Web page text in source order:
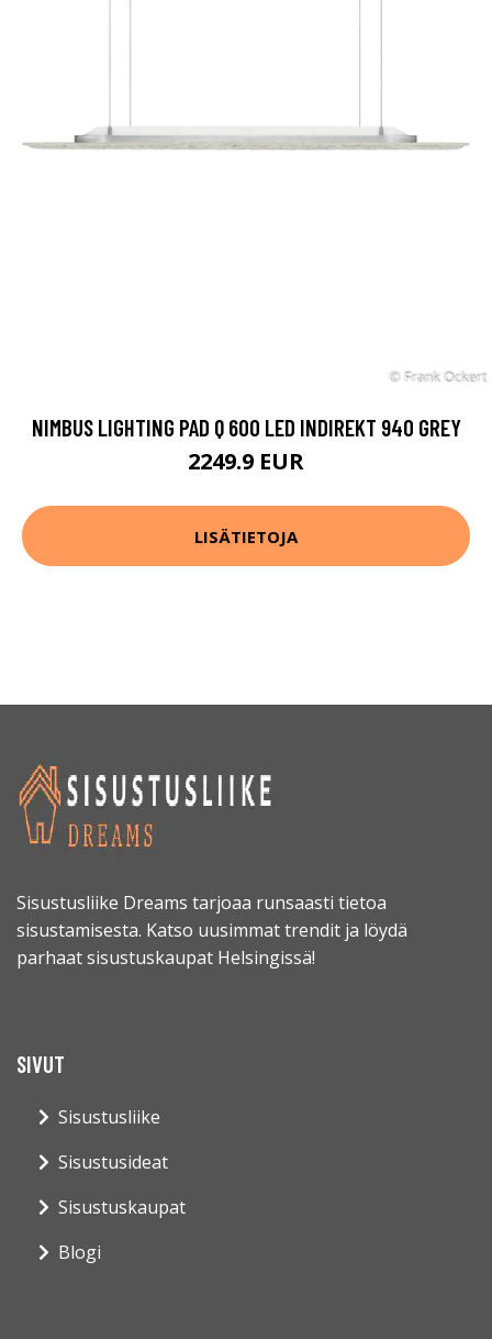
NIMBUS LIGHTING PAD Q 600 LED INDIREKT 940 GREY
2249.9 EUR
LISÄTIETOJA
Sisustusliike Dreams tarjoaa runsaasti tietoa
sisustamisesta. Katso uusimmat trendit ja löydä
parhaat sisustuskaupat Helsingissä!
SIVUT
Sisustusliike
Sisustusideat
Sisustuskaupat
Blogi